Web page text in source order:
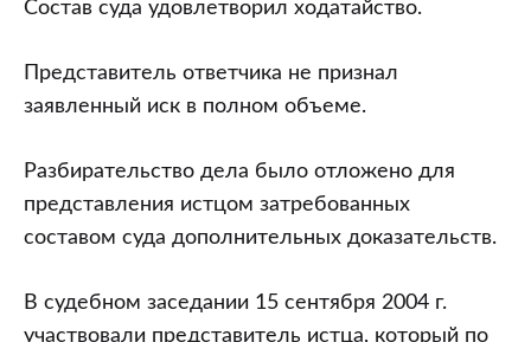
Состав суда удовлетворил ходатайство.
Представитель ответчика не признал
заявленный иск в полном объеме.
Разбирательство дела было отложено для
представления истцом затребованных
составом суда дополнительных доказательств.
В судебном заседании 15 сентября 2004 г.
участвовали представитель истца, который по